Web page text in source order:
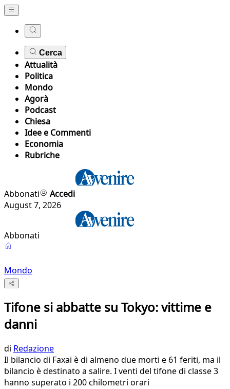
Cerca
Attualità
Politica
Mondo
Agorà
Podcast
Chiesa
Idee e Commenti
Economia
Rubriche
Abbonati
Accedi
August 7, 2026
Abbonati
Mondo
Tifone si abbatte su Tokyo: vittime e
danni
di Redazione
Il bilancio di Faxai è di almeno due morti e 61 feriti, ma il
bilancio è destinato a salire. I venti del tifone di classe 3
hanno superato i 200 chilometri orari